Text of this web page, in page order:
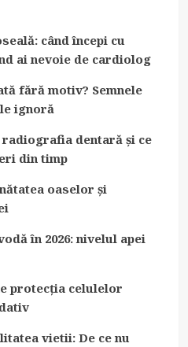
când începi cu
ai nevoie de cardiolog
fără motiv? Semnele
ignoră
radiografia dentară și ce
din timp
oaselor și
în 2026: nivelul apei
protecția celulelor
vietii: De ce nu